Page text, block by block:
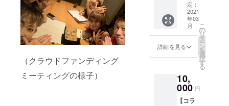
（クラウドファンディング
ミーティングの様子）
ても人
気の一
品で
す！
婆ソー
スで
す。 寒
かいお
豆腐と
みくだ
さい。
1箱
しま
す！ 早
朝に乳
搾りし
た新鮮
な生乳
チーズ
工房で
加工さ
れてい
み』さ
んとコ
ラボし
てでき
た 縄文
パン 豆
券
（2500
セット
ラウド
ファン
ディン
グで 縄
文パン
開発の
ご協力
さった
豆家グ
ループ
さんと
定：
2021
年03
月
詳細を見る
こ
の
リ
タ
ー
ン
を
選
択
す
る
10,
000 円
【コラ